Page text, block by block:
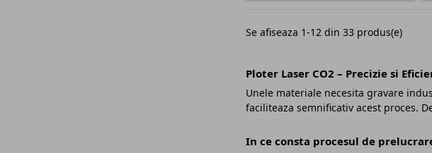
Se afiseaza 1-12 din 33 produs(e)
Ploter Laser CO2 – Precizie si
Unele materiale necesita gravare
faciliteaza semnificativ acest proces.
In ce consta procesul de